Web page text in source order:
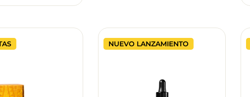
NUEVO LANZAMIENTO